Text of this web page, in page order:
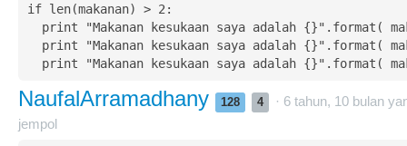
if len(makanan) > 2:
print "Makanan kesukaan saya adalah {}".format(
NaufalArramadhany 128 4
· 6 tahun, 10 bulan
jempol